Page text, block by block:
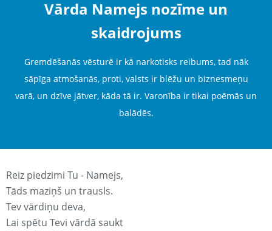
Vārda Namejs nozīme un
skaidrojums
Gremdēšanās vēsturē ir kā narkotisks reibums, tad nāk
sāpīga atmošanās, proti, valsts ir blēžu un biznesmeņu
varā, un dzīve jātver, kāda tā ir. Varonība ir tikai poēmās un
balādēs.
Reiz piedzimi Tu - Namejs,
Tāds maziņš un trausls.
Tev vārdiņu deva,
Lai spētu Tevi vārdā saukt